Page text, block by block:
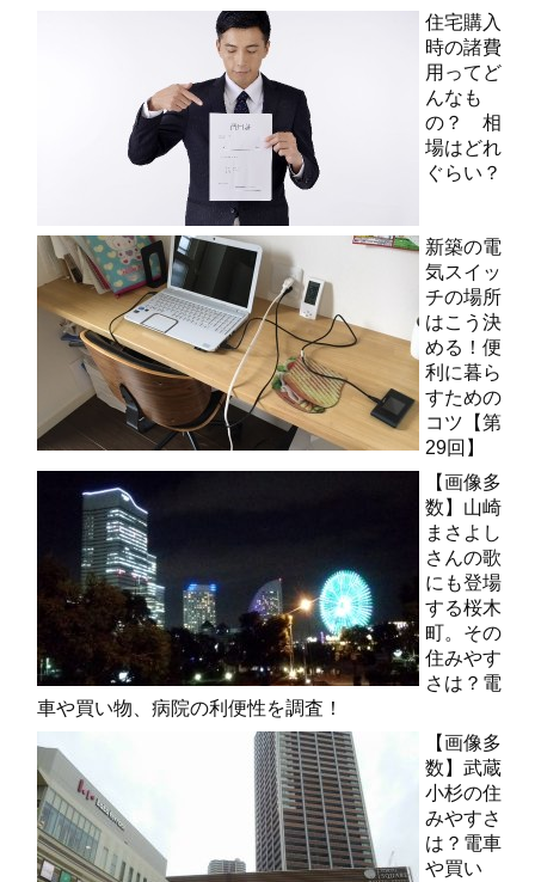
住宅購入
時の諸費
用ってど
んなも
の？ 相
場はどれ
ぐらい？
新築の電
気スイッ
チの場所
はこう決
める！便
利に暮ら
すための
コツ【第
29回】
【画像多
数】山崎
まさよし
さんの歌
にも登場
する桜木
町。その
住みやす
さは？電
車や買い物、病院の利便性を調査！
【画像多
数】武蔵
小杉の住
みやすさ
は？電車
や買い